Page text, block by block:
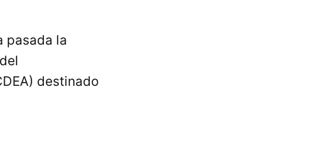
pasada la
destinado